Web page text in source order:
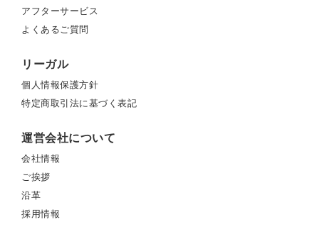
アフターサービス
よくあるご質問
リーガル
個人情報保護方針
特定商取引法に基づく表記
運営会社について
会社情報
ご挨拶
沿革
採用情報